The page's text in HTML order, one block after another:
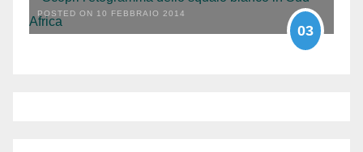
POSTED ON 10 FEBBRAIO 2014
03